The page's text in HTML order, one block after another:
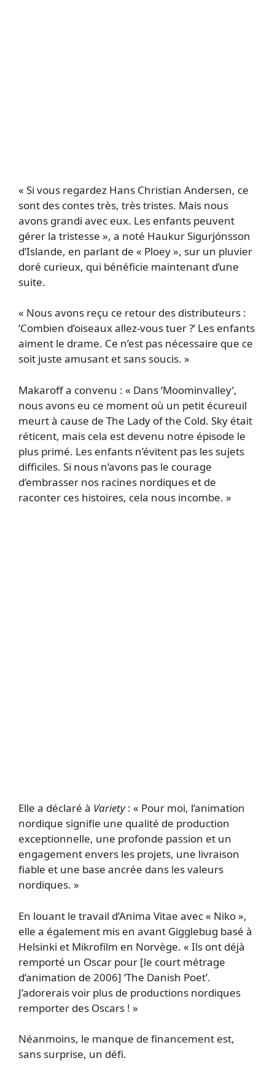
« Si vous regardez Hans Christian Andersen, ce
sont des contes très, très tristes. Mais nous
avons grandi avec eux. Les enfants peuvent
gérer la tristesse », a noté Haukur Sigurjónsson
d’Islande, en parlant de « Ploey », sur un pluvier
doré curieux, qui bénéficie maintenant d’une
suite.
« Nous avons reçu ce retour des distributeurs :
‘Combien d’oiseaux allez-vous tuer ?’ Les enfants
aiment le drame. Ce n’est pas nécessaire que ce
soit juste amusant et sans soucis. »
Makaroff a convenu : « Dans ‘Moominvalley’,
nous avons eu ce moment où un petit écureuil
meurt à cause de The Lady of the Cold. Sky était
réticent, mais cela est devenu notre épisode le
plus primé. Les enfants n’évitent pas les sujets
difficiles. Si nous n’avons pas le courage
d’embrasser nos racines nordiques et de
raconter ces histoires, cela nous incombe. »
Elle a déclaré à Variety: « Pour moi, l’animation
nordique signifie une qualité de production
exceptionnelle, une profonde passion et un
engagement envers les projets, une livraison
fiable et une base ancrée dans les valeurs
nordiques. »
En louant le travail d’Anima Vitae avec « Niko »,
elle a également mis en avant Gigglebug basé à
Helsinki et Mikrofilm en Norvège. « Ils ont déjà
remporté un Oscar pour [le court métrage
d’animation de 2006] ‘The Danish Poet’.
J’adorerais voir plus de productions nordiques
remporter des Oscars ! »
Néanmoins, le manque de financement est,
sans surprise, un défi.